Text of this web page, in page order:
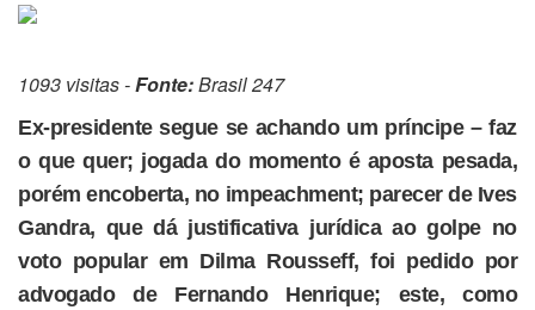
1093 visitas -Fonte:Brasil 247
Ex-presidente segue se achando um príncipe – faz
o que quer; jogada do momento é aposta pesada,
porém encoberta, no impeachment; parecer de Ives
Gandra, que dá justificativa jurídica ao golpe no
voto popular em Dilma Rousseff, foi pedido por
advogado de Fernando Henrique; este, como